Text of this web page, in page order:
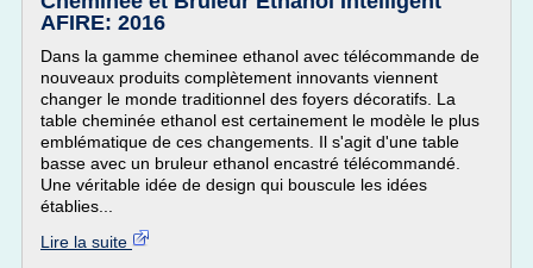
AFIRE: 2016
Dans la gamme cheminee ethanol avec télécommande de
nouveaux produits complètement innovants viennent
changer le monde traditionnel des foyers décoratifs. La
table cheminée ethanol est certainement le modèle le plus
emblématique de ces changements. Il s'agit d'une table
basse avec un bruleur ethanol encastré télécommandé.
Une véritable idée de design qui bouscule les idées
établies...
Lire la suite